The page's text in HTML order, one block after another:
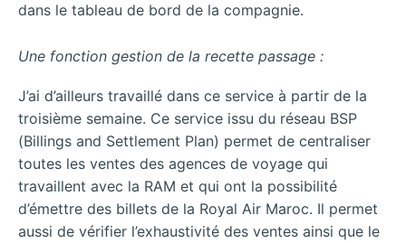
dans le tableau de bord de la compagnie.
Une fonction gestion de la recette passage :
J’ai d’ailleurs travaillé dans ce service à partir de la
troisième semaine. Ce service issu du réseau BSP
(Billings and Settlement Plan) permet de centraliser
toutes les ventes des agences de voyage qui
travaillent avec la RAM et qui ont la possibilité
d’émettre des billets de la Royal Air Maroc. Il permet
aussi de vérifier l’exhaustivité des ventes ainsi que le